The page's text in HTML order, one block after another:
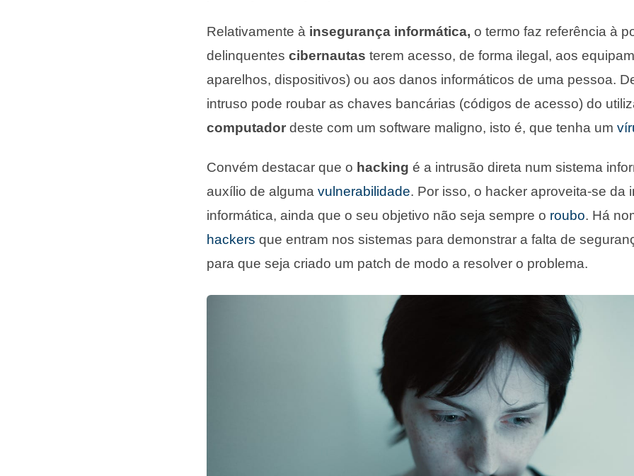
Relativamente à insegurança informática, o termo faz referência à
delinquentescibernautas terem acesso, de forma ilegal, aos
aparelhos, dispositivos) ou aos danos informáticos de uma pessoa.
intruso pode roubar as chaves bancárias (códigos de acesso) do
computador deste com um software maligno, isto é, que tenha um
Convém destacar que o hacking é a intrusão direta num sistema
auxílio de algumavulnerabilidade. Por isso, o hacker aproveita-se da
informática, ainda que o seu objetivo não seja sempre o roubo. Há
hackers que entram nos sistemas para demonstrar a falta de
para que seja criado um patch de modo a resolver o problema.